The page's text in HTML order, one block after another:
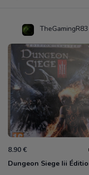
TheGamingR83
8.90 €